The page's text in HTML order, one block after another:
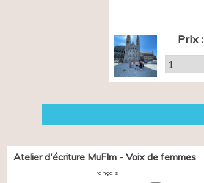
Prix :
Atelier d'écriture MuFIm - Voix de femmes
Français